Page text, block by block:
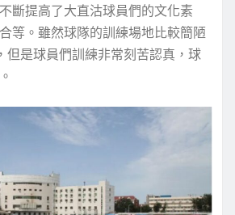
斷提高了大直沽球員們的文化素
等。雖然球隊的訓練場地比較簡陋
但是球員們訓練非常刻苦認真，球